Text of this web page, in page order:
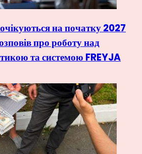
на початку 2027
про роботу над
та системою FREYJA